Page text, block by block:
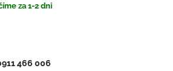
za 1-2 dni
466 006